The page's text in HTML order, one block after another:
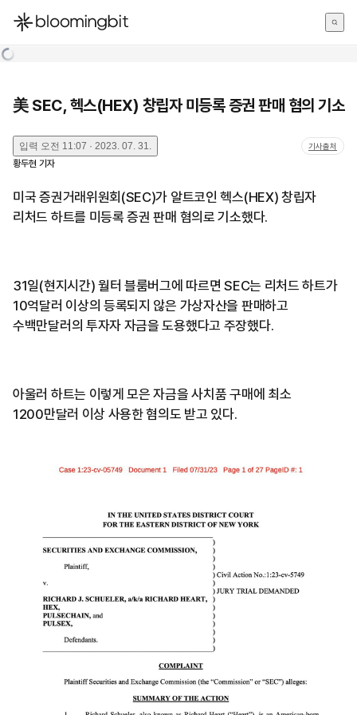
한국어
美 SEC, 헥스(HEX) 창립자 미등록 증권 판매 혐의 기소
입력 오전 11:07 · 2023. 07. 31. 기사출처
황두현 기자
미국 증권거래위원회(SEC)가 알트코인 헥스(HEX) 창립자
리처드 하트를 미등록 증권 판매 혐의로 기소했다.
31일(현지시간) 월터 블룸버그에 따르면 SEC는 리처드 하트가
10억달러 이상의 등록되지 않은 가상자산을 판매하고
수백만달러의 투자자 자금을 도용했다고 주장했다.
아울러 하트는 이렇게 모은 자금을 사치품 구매에 최소
1200만달러 이상 사용한 혐의도 받고 있다.